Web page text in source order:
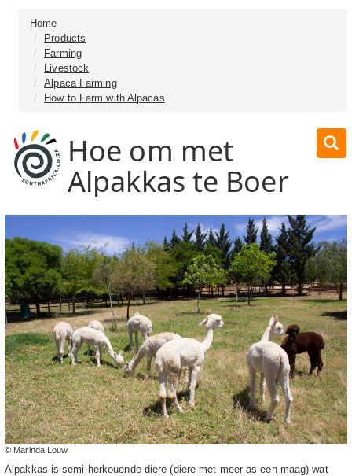
Home
Products
Farming
Livestock
Alpaca Farming
How to Farm with Alpacas
Hoe om met
Alpakkas te Boer
© Marinda Louw
Alpakkas is semi-herkouende diere (diere met meer as een maag) wat